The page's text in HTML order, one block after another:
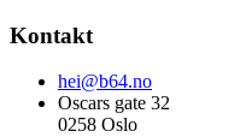
Kontakt
hei@b64.no
Oscars gate 32
0258 Oslo